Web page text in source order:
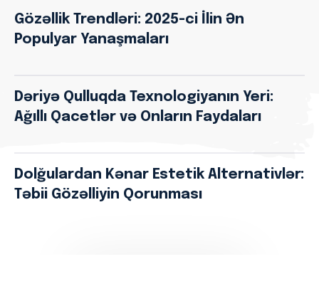
Gözəllik Trendləri: 2025-ci İlin Ən
Populyar Yanaşmaları
Dəriyə Qulluqda Texnologiyanın Yeri:
Ağıllı Qacetlər və Onların Faydaları
Dolğulardan Kənar Estetik Alternativlər:
Təbii Gözəlliyin Qorunması